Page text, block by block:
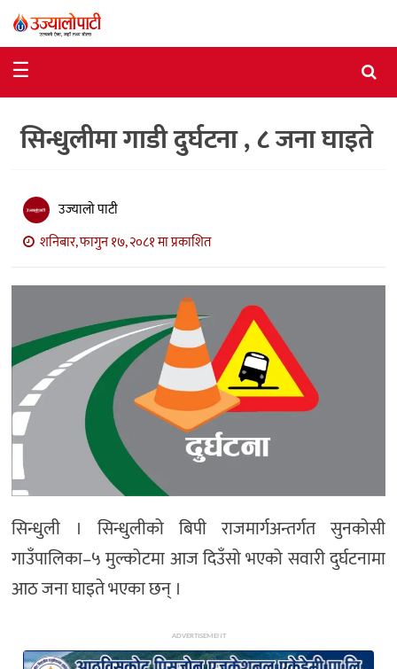
राजनीति
विशेष
विचार
अन्तर्वार्ता
मनोरञ्जन
प्रविधि
खेलकुद
अन्य
☰
सिन्धुलीमा गाडी दुर्घटना , ८ जना घाइते
उज्यालो पाटी
शनिबार, फागुन १७, २०८१ मा प्रकाशित
सिन्धुली । सिन्धुलीको बिपी राजमार्गअन्तर्गत सुनकोसी
गाउँपालिका–५ मुल्कोटमा आज दिउँसो भएको सवारी दुर्घटनामा
आठ जना घाइते भएका छन् ।
ADVERTISEMENT